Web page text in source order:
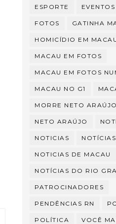
ESPORTE EVENTOS
FOTOS GATINHA
HOMICÍDIO EM
MACAU EM FOTOS
MACAU EM FOTOS
MACAU NO G1
MORRE NETO ARAÚJO
NETO ARAÚJO
NOTICIAS NOTÍCIAS
NOTICIAS DE MACAU
NOTÍCIAS DO RIO
PATROCINADORES
PENDÊNCIAS RN
POLÍTICA VOCÊ